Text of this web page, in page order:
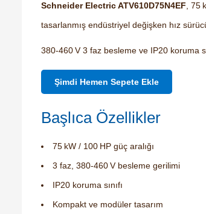
Schneider Electric ATV610D75N4EF ,
tasarlanmış endüstriyel değişken hız
380‑460 V 3 faz besleme ve IP20 koruma
Şimdi Hemen Sepete Ekle
Başlıca Özellikler
75 kW / 100 HP güç aralığı
3 faz, 380‑460 V besleme gerilimi
IP20 koruma sınıfı
Kompakt ve modüler tasarım